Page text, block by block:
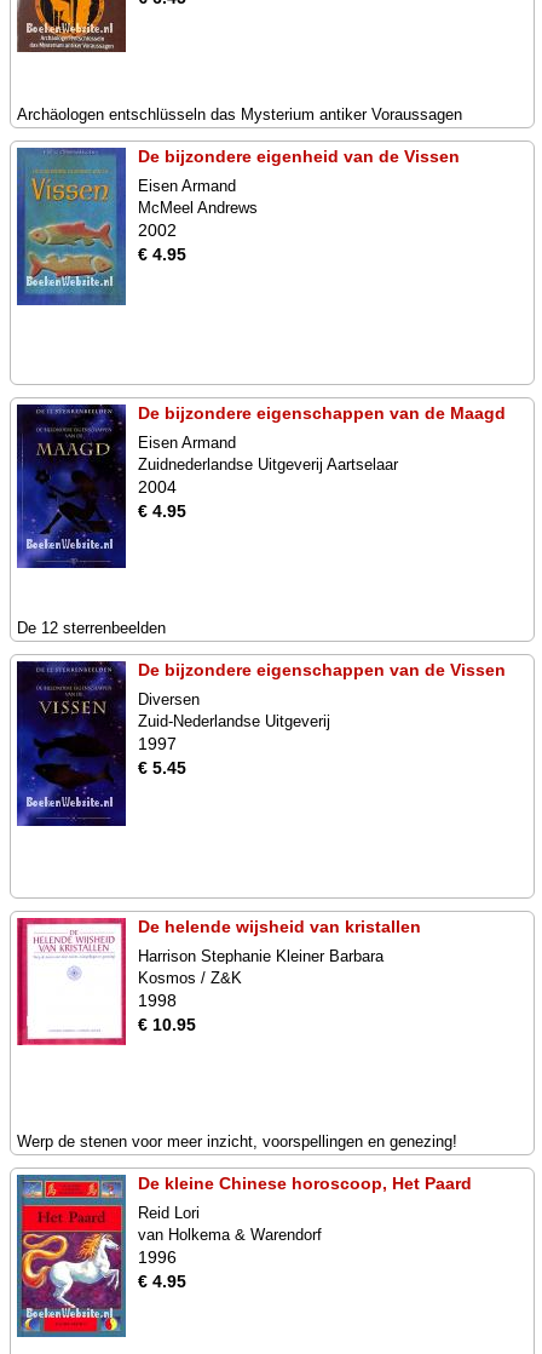
Archäologen entschlüsseln das Mysterium antiker Voraussagen
De bijzondere eigenheid van de Vissen
Eisen Armand
McMeel Andrews
2002
€ 4.95
De bijzondere eigenschappen van de Maagd
Eisen Armand
Zuidnederlandse Uitgeverij Aartselaar
2004
€ 4.95
De 12 sterrenbeelden
De bijzondere eigenschappen van de Vissen
Diversen
Zuid-Nederlandse Uitgeverij
1997
€ 5.45
De helende wijsheid van kristallen
Harrison Stephanie Kleiner Barbara
Kosmos / Z&K
1998
€ 10.95
Werp de stenen voor meer inzicht, voorspellingen en genezing!
De kleine Chinese horoscoop, Het Paard
Reid Lori
van Holkema & Warendorf
1996
€ 4.95